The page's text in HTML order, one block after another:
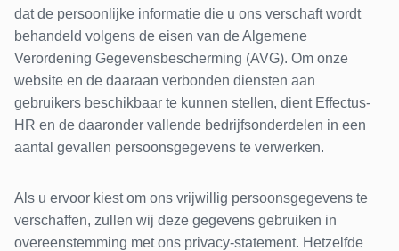
dat de persoonlijke informatie die u ons verschaft wordt
behandeld volgens de eisen van de Algemene
Verordening Gegevensbescherming (AVG). Om onze
website en de daaraan verbonden diensten aan
gebruikers beschikbaar te kunnen stellen, dient Effectus-
HR en de daaronder vallende bedrijfsonderdelen in een
aantal gevallen persoonsgegevens te verwerken.
Als u ervoor kiest om ons vrijwillig persoonsgegevens te
verschaffen, zullen wij deze gegevens gebruiken in
overeenstemming met ons privacy-statement. Hetzelfde